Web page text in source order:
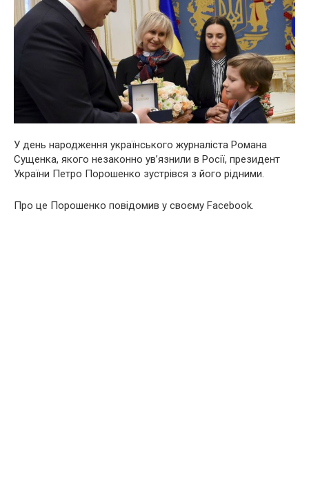
У день народження українського журналіста Романа
Сущенка, якого незаконно ув’язнили в Росії, президент
України Петро Порошенко зустрівся з його рідними.
Про це Порошенко повідомив у своєму Facebook.